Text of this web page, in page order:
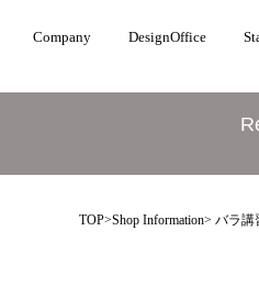
Company DesignOffice
TOP>Shop Information> バラ講